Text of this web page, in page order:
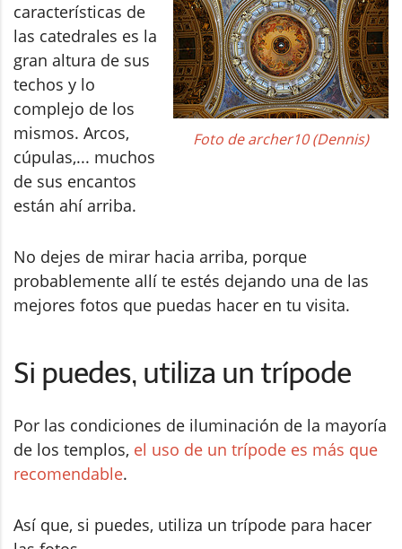
Foto de archer10 (Dennis)
características de
las catedrales es la
gran altura de sus
techos y lo
complejo de los
mismos. Arcos,
cúpulas,... muchos
de sus encantos
están ahí arriba.
No dejes de mirar hacia arriba, porque
probablemente allí te estés dejando una de las
mejores fotos que puedas hacer en tu visita.
Si puedes, utiliza un trípode
Por las condiciones de iluminación de la mayoría
de los templos, el uso de un trípode es más que
recomendable.
Así que, si puedes, utiliza un trípode para hacer